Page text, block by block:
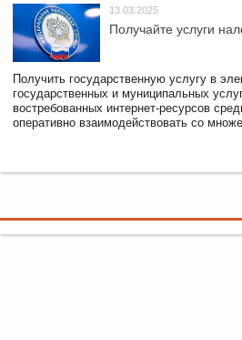
13.03.2025
Получайте услуги
Получить государственную услугу в
государственных и муниципальных
востребованных интернет-ресурсов
оперативно взаимодействовать со